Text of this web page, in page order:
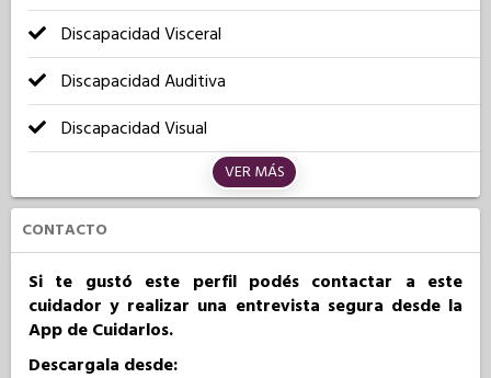
Discapacidad Visceral
Discapacidad Auditiva
Discapacidad Visual
VER MÁS
CONTACTO
Si te gustó este perfil podés contactar a este
cuidador y realizar una entrevista segura desde la
App de Cuidarlos.
Descargala desde: